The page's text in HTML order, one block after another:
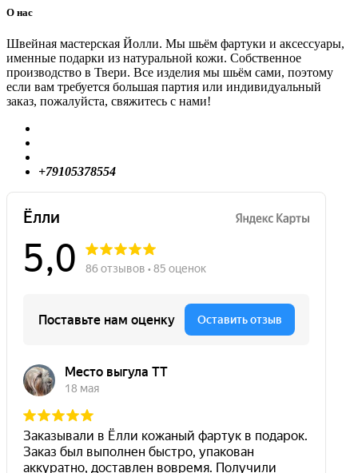
О нас
Швейная мастерская Йолли. Мы шьём фартуки и аксессуары,
именные подарки из натуральной кожи. Собственное
производство в Твери. Все изделия мы шьём сами, поэтому
если вам требуется большая партия или индивидуальный
заказ, пожалуйста, свяжитесь с нами!
+79105378554